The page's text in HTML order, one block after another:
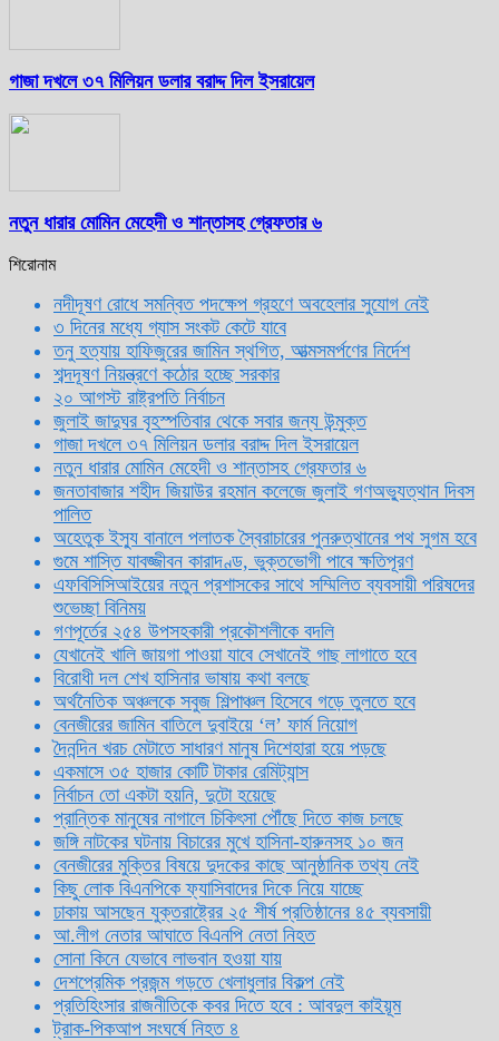
গাজা দখলে ৩৭ মিলিয়ন ডলার বরাদ্দ দিল ইসরায়েল
নতুন ধারার মোমিন মেহেদী ও শান্তাসহ গ্রেফতার ৬
শিরোনাম
নদীদূষণ রোধে সমন্বিত পদক্ষেপ গ্রহণে অবহেলার সুযোগ নেই
৩ দিনের মধ্যে গ্যাস সংকট কেটে যাবে
তনু হত্যায় হাফিজুরের জামিন স্থগিত, আত্মসমর্পণের নির্দেশ
শব্দদূষণ নিয়ন্ত্রণে কঠোর হচ্ছে সরকার
২০ আগস্ট রাষ্ট্রপতি নির্বাচন
জুলাই জাদুঘর বৃহস্পতিবার থেকে সবার জন্য উন্মুক্ত
গাজা দখলে ৩৭ মিলিয়ন ডলার বরাদ্দ দিল ইসরায়েল
নতুন ধারার মোমিন মেহেদী ও শান্তাসহ গ্রেফতার ৬
জনতাবাজার শহীদ জিয়াউর রহমান কলেজে জুলাই গণঅভ্যুত্থান দিবস
পালিত
অহেতুক ইস্যু বানালে পলাতক স্বৈরাচারের পুনরুত্থানের পথ সুগম হবে
গুমে শাস্তি যাবজ্জীবন কারাদণ্ড, ভুক্তভোগী পাবে ক্ষতিপূরণ
এফবিসিসিআইয়ের নতুন প্রশাসকের সাথে সম্মিলিত ব্যবসায়ী পরিষদের
শুভেচ্ছা বিনিময়
গণপূর্তের ২৫৪ উপসহকারী প্রকৌশলীকে বদলি
যেখানেই খালি জায়গা পাওয়া যাবে সেখানেই গাছ লাগাতে হবে
বিরোধী দল শেখ হাসিনার ভাষায় কথা বলছে
অর্থনৈতিক অঞ্চলকে সবুজ শিল্পাঞ্চল হিসেবে গড়ে তুলতে হবে
বেনজীরের জামিন বাতিলে দুবাইয়ে ‌‘ল’ ফার্ম নিয়োগ
দৈনন্দিন খরচ মেটাতে সাধারণ মানুষ দিশেহারা হয়ে পড়ছে
একমাসে ৩৫ হাজার কোটি টাকার রেমিট্যান্স
নির্বাচন তো একটা হয়নি, দুটো হয়েছে
প্রান্তিক মানুষের নাগালে চিকিৎসা পৌঁছে দিতে কাজ চলছে
জঙ্গি নাটকের ঘটনায় বিচারের মুখে হাসিনা-হারুনসহ ১০ জন
বেনজীরের মুক্তির বিষয়ে দুদকের কাছে আনুষ্ঠানিক তথ্য নেই
কিছু লোক বিএনপিকে ফ্যাসিবাদের দিকে নিয়ে যাচ্ছে
ঢাকায় আসছেন যুক্তরাষ্ট্রের ২৫ শীর্ষ প্রতিষ্ঠানের ৪৫ ব্যবসায়ী
আ.লীগ নেতার আঘাতে বিএনপি নেতা নিহত
সোনা কিনে যেভাবে লাভবান হওয়া যায়
দেশপ্রেমিক প্রজন্ম গড়তে খেলাধুলার বিকল্প নেই
প্রতিহিংসার রাজনীতিকে কবর দিতে হবে : আবদুল কাইয়ূম
ট্রাক-পিকআপ সংঘর্ষে নিহত ৪